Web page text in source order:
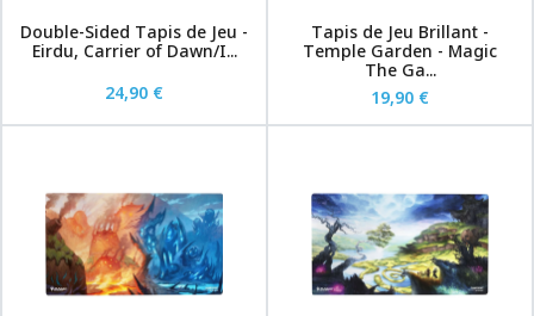
Double-Sided Tapis de Jeu -
Eirdu, Carrier of Dawn/I...
24,90 €
Tapis de Jeu Brillant -
Temple Garden - Magic
The Ga...
19,90 €